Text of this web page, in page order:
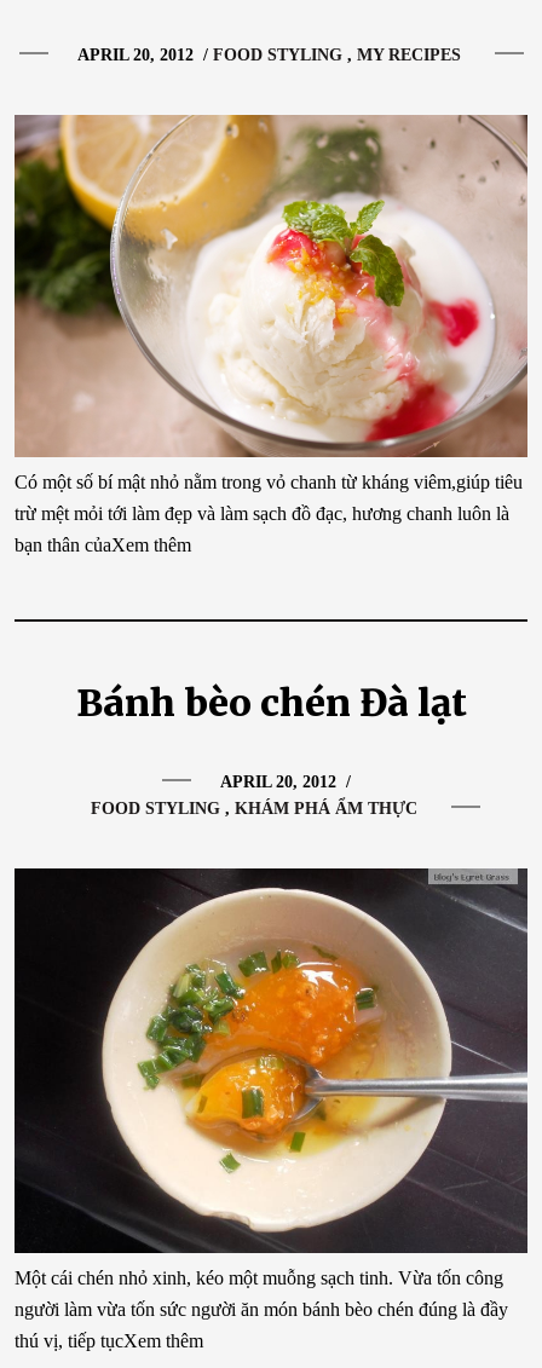
APRIL 20, 2012/ FOOD STYLING MY RECIPES
Có một số bí mật nhỏ nằm trong vỏ chanh từ kháng viêm,giúp tiêu
trừ mệt mỏi tới làm đẹp và làm sạch đồ đạc, hương chanh luôn là
bạn thân củaXem thêm
Bánh bèo chén Đà lạt
APRIL 20, 2012 /
FOOD STYLING
KHÁM PHÁ ẨM THỰC
Một cái chén nhỏ xinh, kéo một muỗng sạch tinh. Vừa tốn công
người làm vừa tốn sức người ăn món bánh bèo chén đúng là đầy
thú vị, tiếp tụcXem thêm